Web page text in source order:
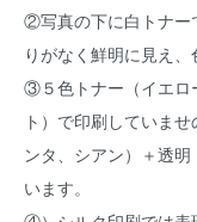
②写真の下に白トナー
りがなく鮮明に見え、
③５色トナー（イエロ
ト）で印刷していま
ンタ、シアン）＋透
います。